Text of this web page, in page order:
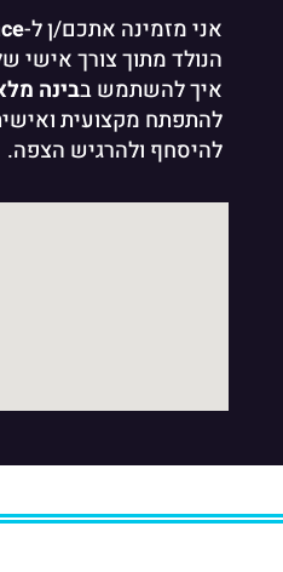
אני מזמינה אתכם/ן ל-
הנולד מתוך צורך אישי
איך להשתמש בבינה
להתפתח מקצועית
להיסחף ולהרגיש הצפה.